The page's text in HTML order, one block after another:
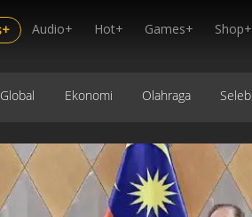
Audio+ Hot+ Games+ Shop+
Global Ekonomi Olahraga Seleb